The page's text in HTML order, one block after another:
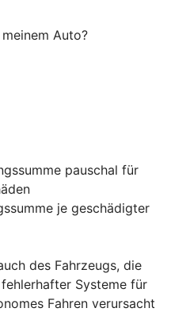
Auto?
pauschal für
je geschädigter
des Fahrzeugs, die
Systeme für
Fahren verursacht